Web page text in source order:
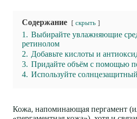
Содержание скрыть
1. Выбирайте увлажняющие
ретинолом
2. Добавьте кислоты и
3. Придайте объём с помощью
4. Используйте
Кожа, напоминающая пергамент